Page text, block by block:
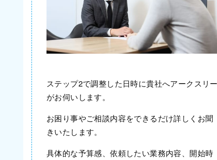
ステップ2で調整した日時に貴社へアークスリ
がお伺いします。
お困り事やご相談内容をできるだけ詳しくお聞
きいたします。
具体的な予算感、依頼したい業務内容、開始時